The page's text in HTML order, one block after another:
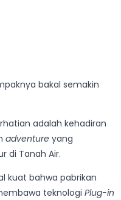
bakal semakin
adalah kehadiran
adventure yang
di Tanah Air.
kuat bahwa pabrikan
teknologi Plug-in